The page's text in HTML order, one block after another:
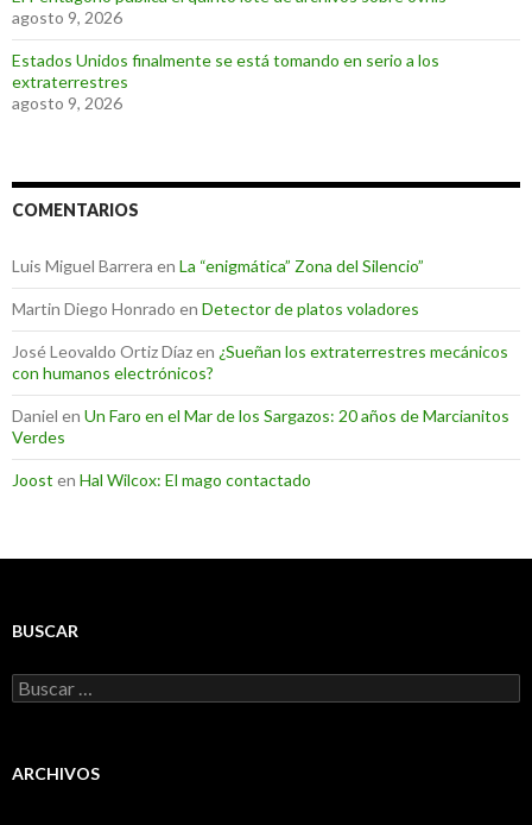
agosto 9, 2026
Estados Unidos finalmente se está tomando en serio a los
extraterrestres
agosto 9, 2026
COMENTARIOS
Luis Miguel Barrera en La “enigmática” Zona del Silencio”
Martin Diego Honrado en Detector de platos voladores
José Leovaldo Ortiz Díazen ¿Sueñan los extraterrestres mecánicos
con humanos electrónicos?
Daniel en Un Faro en el Mar de los Sargazos: 20 años de Marcianitos
Verdes
Joost en Hal Wilcox: El mago contactado
BUSCAR
Buscar:
ARCHIVOS